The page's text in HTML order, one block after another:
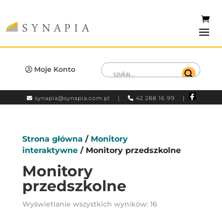
Moje Konto
synapia@synapia.com.pl | 42 288 16 99 |
Strona główna / Monitory
interaktywne/ Monitory przedszkolne
Monitory
przedszkolne
Wyświetlanie wszystkich wyników: 16